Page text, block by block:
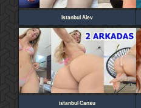
istanbul Alev
istanbul Cansu